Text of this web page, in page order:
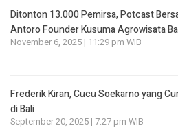
Ditonton 13.000 Pemirsa, Potcast
Antoro Founder Kusuma Agrowisata
November 6, 2025 | 11:29 pm WIB
Frederik Kiran, Cucu Soekarno yang
di Bali
September 20, 2025 | 7:27 pm WIB